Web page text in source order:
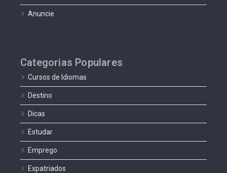
Anuncie
Categorias Populares
Cursos de Idiomas
Destino
Dicas
Estudar
Emprego
Expatriados